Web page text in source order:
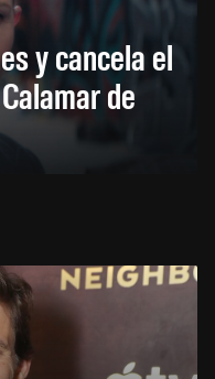
y cancela el
de